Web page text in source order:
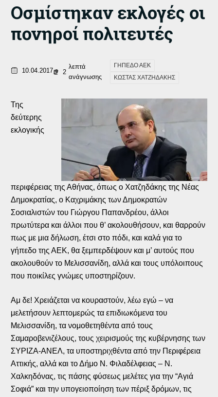
Οσμίστηκαν εκλογές οι
πονηροί πολιτευτές
10.04.2017 2
λεπτά
ανάγνωσης
ΓΗΠΕΔΟ ΑΕΚ
ΚΩΣΤΑΣ ΧΑΤΖΗΔΑΚΗΣ
Της
δεύτερης
εκλογικής
περιφέρειας της Αθήνας, όπως ο Χατζηδάκης της Νέας
Δημοκρατίας, ο Καχριμάκης των Δημοκρατών
Σοσιαλιστών του Γιώργου Παπανδρέου, άλλοι
πρωτύτερα και άλλοι που θ’ ακολουθήσουν, και θαρρούν
πως με μια δήλωση, έτσι στο πόδι, και καλά για το
γήπεδο της ΑΕΚ, θα ξεμπερδέψουν και μ’ αυτούς που
ακολουθούν το Μελισσανίδη, αλλά και τους υπόλοιπους
που ποικίλες γνώμες υποστηρίζουν.
Αμ δε! Χρειάζεται να κουραστούν, λέω εγώ – να
μελετήσουν λεπτομερώς τα επιδιωκόμενα του
Μελισσανίδη, τα νομοθετηθέντα από τους
Σαμαροβενιζέλους, τους χειρισμούς της κυβέρνησης των
ΣΥΡΙΖΑ-ΑΝΕΛ, τα υποστηριχθέντα από την Περιφέρεια
Αττικής, αλλά και το Δήμο Ν. Φιλαδέλφειας – Ν.
Χαλκηδόνας, τις πάσης φύσεως μελέτες για την “Αγιά
Σοφιά” και την υπογειοποίηση των πέριξ δρόμων, τις